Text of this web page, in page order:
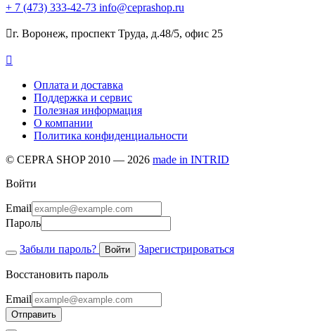
+ 7 (473) 333-42-73 info@ceprashop.ru
г. Воронеж, проспект Труда, д.48/5, офис 25

Оплата и доставка
Поддержка и сервис
Полезная информация
О компании
Политика конфиденциальности
© CEPRA SHOP 2010 — 2026 made in INTRID
Войти
Email
Пароль
Забыли пароль? Войти Зарегистрироваться
Восстановить пароль
Email
Отправить